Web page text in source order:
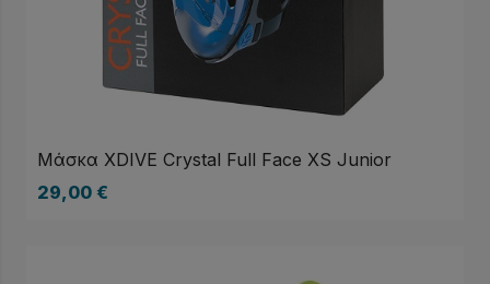
Μάσκα XDIVE Crystal Full Face XS Junior
29,00 €